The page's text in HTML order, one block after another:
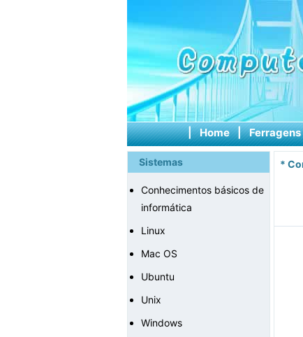
| Home | Ferragens
Sistemas
Conhecimentos básicos de
informática
Linux
Mac OS
Ubuntu
Unix
Windows
*